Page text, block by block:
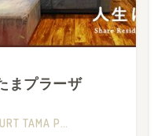
まプラーザ